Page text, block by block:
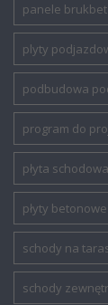
panele brukbet
plyty
podbudowa
program do
płyta schodowa
płyty
schody na
schody